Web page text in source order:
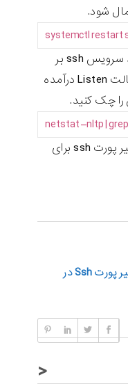
شود.
systemctlrestart
حال برای اینکه مطمئن شوید سرویس ssh بر
روی پورت موردنظر شما به حالت Listen درآمده
را چک کنید.
netstat–nltp|grep
خوب امیدوارم که آموزش تغییر پورت ssh برای
تغییر پورت Ssh در
<